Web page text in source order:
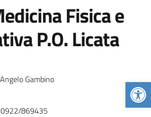
Fisica e
P.O. Licata
Gambino
0922/869435